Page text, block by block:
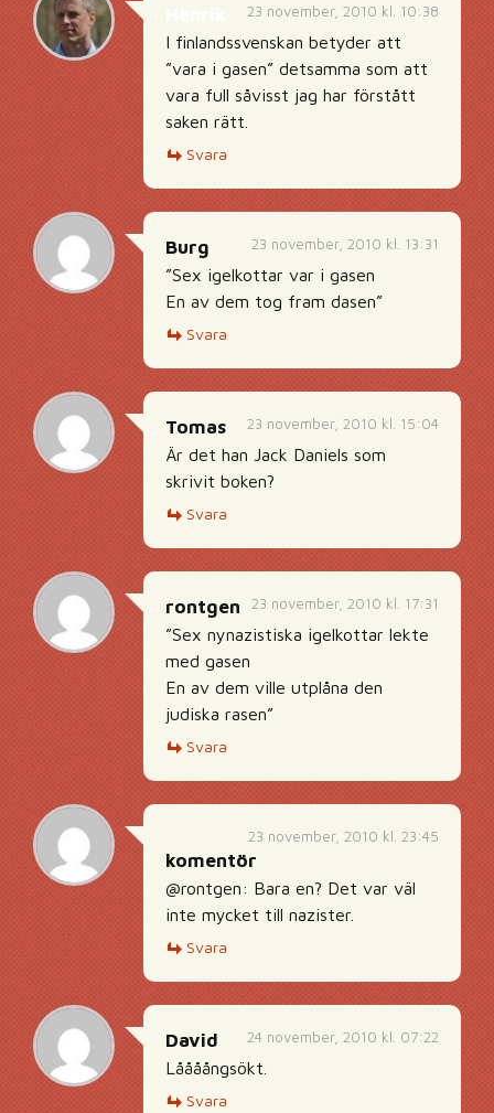
23 november, 2010 kl. 10:38
I finlandssvenskan betyder att
”vara i gasen” detsamma som att
vara full såvisst jag har förstått
saken rätt.
Svara
23 november, 2010 kl. 13:31
Burg
”Sex igelkottar var i gasen
En av dem tog fram dasen”
Svara
23 november, 2010 kl. 15:04
Tomas
Är det han Jack Daniels som
skrivit boken?
Svara
23 november, 2010 kl. 17:31
rontgen
”Sex nynazistiska igelkottar lekte
med gasen
En av dem ville utplåna den
judiska rasen”
Svara
23 november, 2010 kl. 23:45
komentör
@rontgen: Bara en? Det var väl
inte mycket till nazister.
Svara
24 november, 2010 kl. 07:22
David
Låååångsökt.
Svara